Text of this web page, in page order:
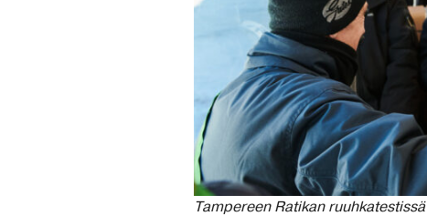
Tampereen Ratikan